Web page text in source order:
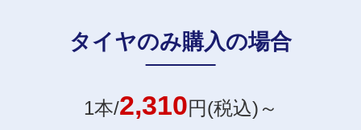
タイヤのみ購入の場合
1本/2,310円(税込)～